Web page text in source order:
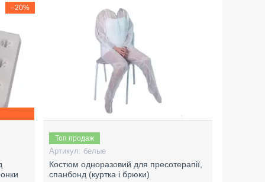
–20%
Топ продаж
белые
Костюм одноразовий для пресотерапії,
спанбонд (куртка і брюки)